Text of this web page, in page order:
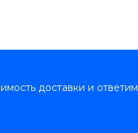
доставки и ответим